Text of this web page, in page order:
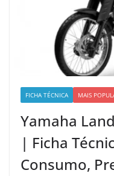
FICHA TÉCNICA MAIS
Yamaha
| Ficha
Consumo,